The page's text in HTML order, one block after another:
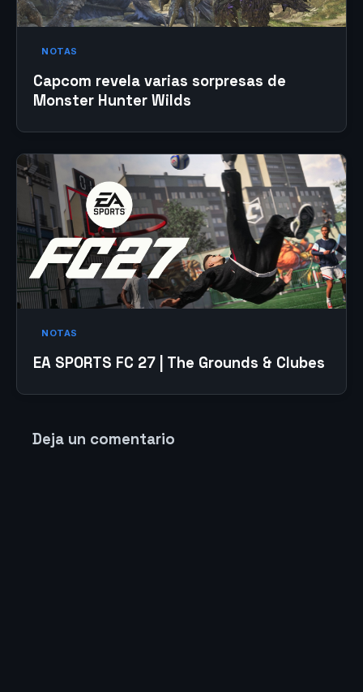
NOTAS
Capcom revela varias sorpresas de
Monster Hunter Wilds
NOTAS
EA SPORTS FC 27 | The Grounds & Clubes
Deja un comentario